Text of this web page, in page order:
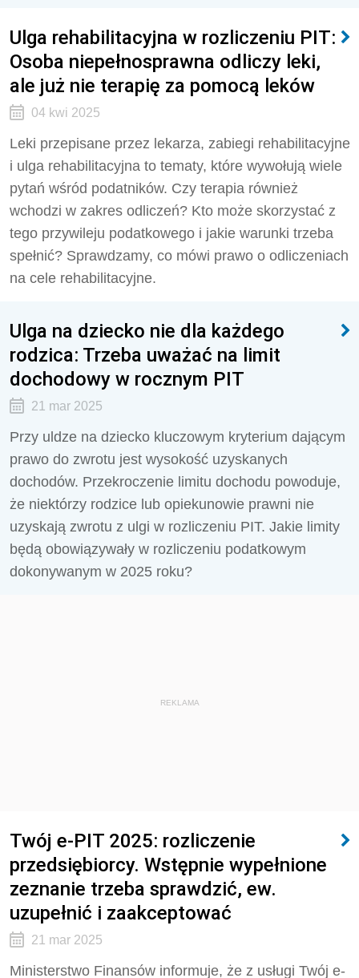
Ulga rehabilitacyjna w rozliczeniu PIT:
Osoba niepełnosprawna odliczy leki,
ale już nie terapię za pomocą leków
04 kwi 2025
Leki przepisane przez lekarza, zabiegi rehabilitacyjne
i ulga rehabilitacyjna to tematy, które wywołują wiele
pytań wśród podatników. Czy terapia również
wchodzi w zakres odliczeń? Kto może skorzystać z
tego przywileju podatkowego i jakie warunki trzeba
spełnić? Sprawdzamy, co mówi prawo o odliczeniach
na cele rehabilitacyjne.
Ulga na dziecko nie dla każdego
rodzica: Trzeba uważać na limit
dochodowy w rocznym PIT
21 mar 2025
Przy uldze na dziecko kluczowym kryterium dającym
prawo do zwrotu jest wysokość uzyskanych
dochodów. Przekroczenie limitu dochodu powoduje,
że niektórzy rodzice lub opiekunowie prawni nie
uzyskają zwrotu z ulgi w rozliczeniu PIT. Jakie limity
będą obowiązywały w rozliczeniu podatkowym
dokonywanym w 2025 roku?
REKLAMA
Twój e-PIT 2025: rozliczenie
przedsiębiorcy. Wstępnie wypełnione
zeznanie trzeba sprawdzić, ew.
uzupełnić i zaakceptować
21 mar 2025
Ministerstwo Finansów informuje, że z usługi Twój e-